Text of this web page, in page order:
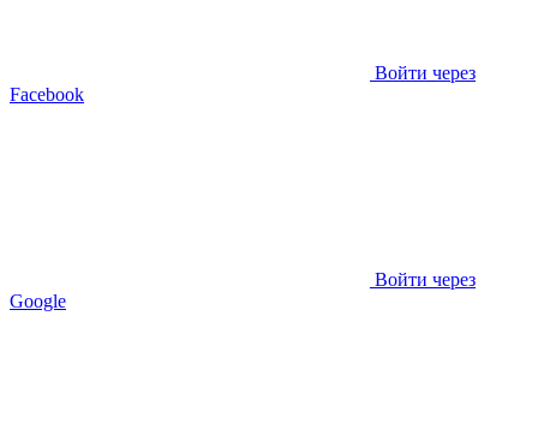
Войти через
Facebook
Войти через
Google